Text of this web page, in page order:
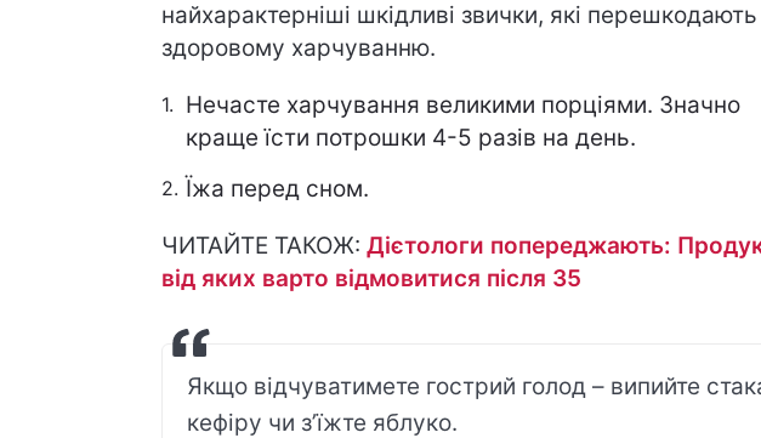
найхарактерніші шкідливі звички, які перешкодають
здоровому харчуванню.
Нечасте харчування великими порціями. Значно
краще їсти потрошки 4-5 разів на день.
Їжа перед сном.
ЧИТАЙТЕ ТАКОЖ: Дієтологи попереджають:
від яких варто відмовитися після 35
Якщо відчуватимете гострий голод – випийте
кефіру чи з’їжте яблуко.